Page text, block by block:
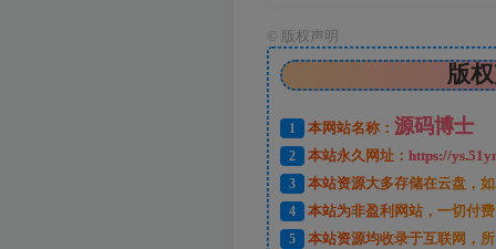
版权声明
版
1 本网站名称： 源码博士
2 本站永久网址： https://
3
本站资源大多存储在云盘，
4
本站为非盈利网站，一切付
5
本站资源均收录于互联网，